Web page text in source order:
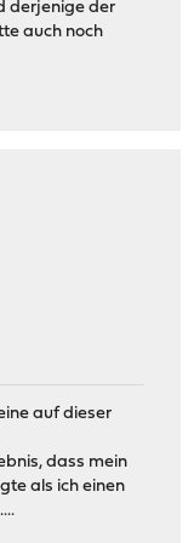
derjenige der
auch noch
auf dieser
dass mein
als ich einen